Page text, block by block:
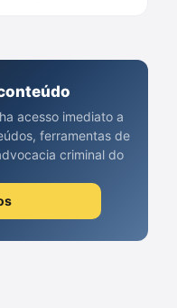
acesso imediato a
ferramentas de
criminal do